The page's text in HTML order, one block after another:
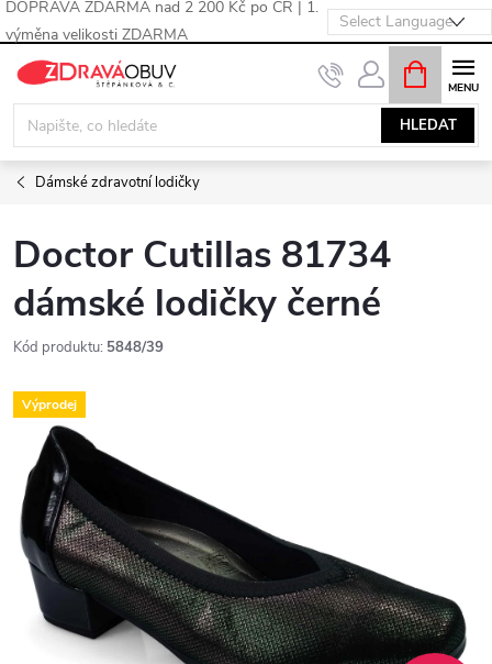
DOPRAVA ZDARMA nad 2 200 Kč po ČR | 1.
výměna velikosti ZDARMA
Přejít
obsah
HLEDAT
NÁKUPNÍ
KOŠÍK
Dámské zdravotní lodičky
Doctor Cutillas 81734
dámské lodičky černé
Kód produktu: 5848/39
Výprodej